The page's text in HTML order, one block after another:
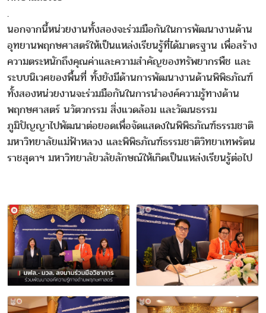
.
นอกจากนี้หน่วยงานทั้งสองจะร่วมมือกันในการพัฒนางานด้าน
อุทยานพฤกษศาสตร์ให้เป็นแหล่งเรียนรู้ที่ได้มาตรฐาน เพื่อสร้าง
ความตระหนักถึงคุณค่าและความสำคัญของทรัพยากรพืช และ
ระบบนิเวศของพื้นที่ ทั้งยังมีด้านการพัฒนางานด้านพิพิธภัณฑ์
ทั้งสองหน่วยงานจะร่วมมือกันในการนำองค์ความรู้ทางด้าน
พฤกษศาสตร์ นวัตวกรรม สิ่งแวดล้อม และวัฒนธรรม
ภูมิปัญญาไปพัฒนาต่อยอดเพื่อจัดแสดงในพิพิธภัณฑ์ธรรมชาติ
มหาวิทยาลัยแม่ฟ้าหลวง และพิพิธภัณฑ์ธรรมชาติวิทยาเทพรัตน
ราชสุดาฯ มหาวิทยาลัยวลัยลักษณ์ให้เกิดเป็นแหล่งเรียนรู้ต่อไป